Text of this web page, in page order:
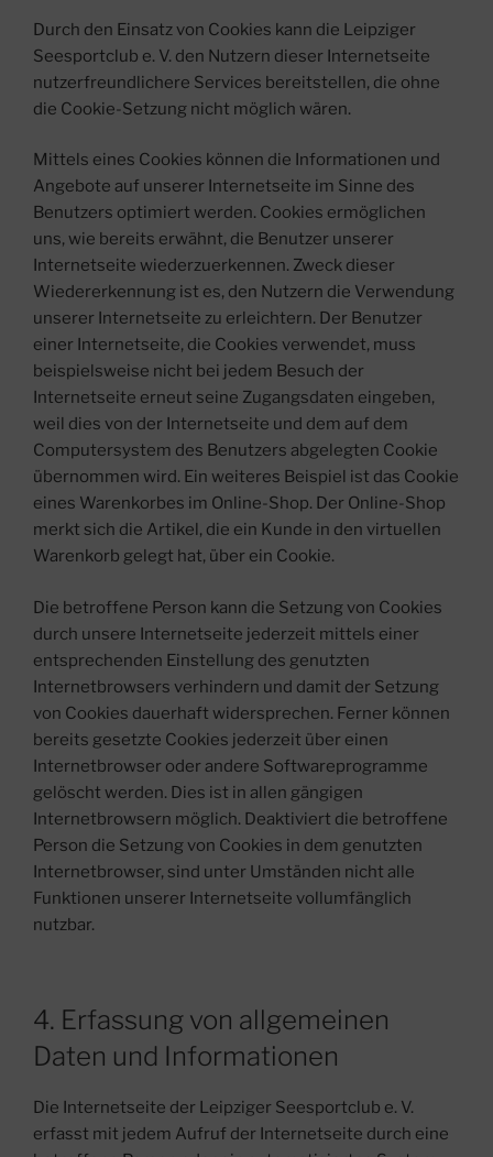
Durch den Einsatz von Cookies kann die Leipziger
Seesportclub e. V. den Nutzern dieser Internetseite
nutzerfreundlichere Services bereitstellen, die ohne
die Cookie-Setzung nicht möglich wären.
Mittels eines Cookies können die Informationen und
Angebote auf unserer Internetseite im Sinne des
Benutzers optimiert werden. Cookies ermöglichen
uns, wie bereits erwähnt, die Benutzer unserer
Internetseite wiederzuerkennen. Zweck dieser
Wiedererkennung ist es, den Nutzern die Verwendung
unserer Internetseite zu erleichtern. Der Benutzer
einer Internetseite, die Cookies verwendet, muss
beispielsweise nicht bei jedem Besuch der
Internetseite erneut seine Zugangsdaten eingeben,
weil dies von der Internetseite und dem auf dem
Computersystem des Benutzers abgelegten Cookie
übernommen wird. Ein weiteres Beispiel ist das Cookie
eines Warenkorbes im Online-Shop. Der Online-Shop
merkt sich die Artikel, die ein Kunde in den virtuellen
Warenkorb gelegt hat, über ein Cookie.
Die betroffene Person kann die Setzung von Cookies
durch unsere Internetseite jederzeit mittels einer
entsprechenden Einstellung des genutzten
Internetbrowsers verhindern und damit der Setzung
von Cookies dauerhaft widersprechen. Ferner können
bereits gesetzte Cookies jederzeit über einen
Internetbrowser oder andere Softwareprogramme
gelöscht werden. Dies ist in allen gängigen
Internetbrowsern möglich. Deaktiviert die betroffene
Person die Setzung von Cookies in dem genutzten
Internetbrowser, sind unter Umständen nicht alle
Funktionen unserer Internetseite vollumfänglich
nutzbar.
4. Erfassung von allgemeinen
Daten und Informationen
Die Internetseite der Leipziger Seesportclub e. V.
erfasst mit jedem Aufruf der Internetseite durch eine